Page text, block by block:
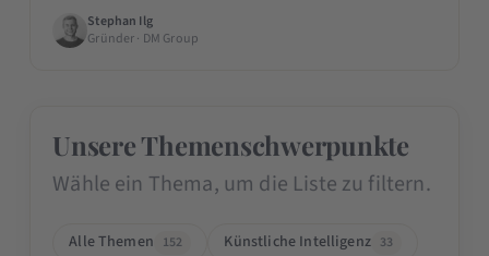
Stephan Ilg
Gründer · DM Group
Unsere Themenschwerpunkte
Wähle ein Thema, um die Liste zu filtern.
Alle Themen 152 Künstliche Intelligenz 33